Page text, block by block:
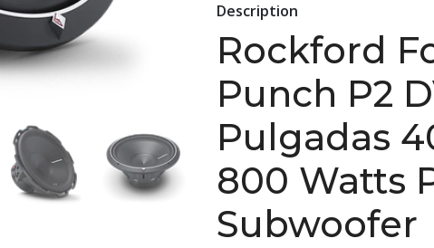
Description
Rockford
Punch P2
Pulgadas
800 Watts
Subwoofer